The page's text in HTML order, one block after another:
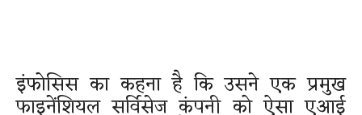
इंफोसिस का कहना है कि उसने एक प्रमुख
फाइनेंशियल सर्विसेज कंपनी को ऐसा एआई